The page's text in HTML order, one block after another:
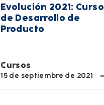
Evolución 2021: Curso
de Desarrollo de
Producto
Cursos
15 de septiembre de 2021